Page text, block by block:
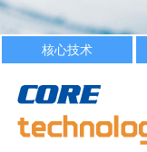
核心技术